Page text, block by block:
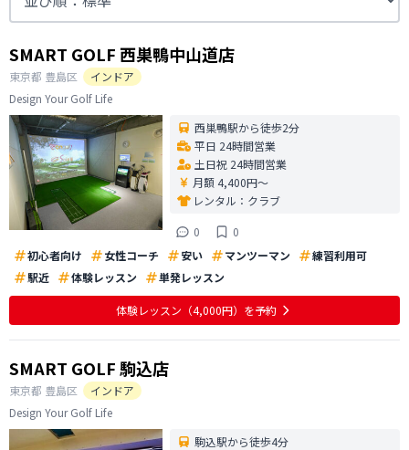
SMART GOLF 西巣鴨中山道店
東京都 豊島区
インドア
Design Your Golf Life
西巣鴨駅から徒歩2分
平日 24時間営業
土日祝 24時間営業
月額 4,400円〜
レンタル： クラブ
0
0
初心者向け
女性コーチ 安い マンツーマン
練習利用可
駅近
体験レッスン 単発レッスン
体験レッスン （4,000円） を予約
SMART GOLF 駒込店
東京都 豊島区
インドア
Design Your Golf Life
駒込駅から徒歩4分